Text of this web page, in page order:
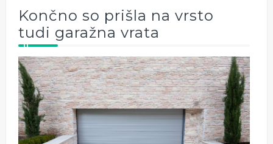
Končno so prišla na vrsto
tudi garažna vrata